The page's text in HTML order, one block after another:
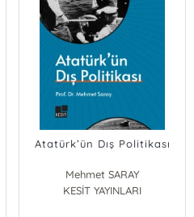
Atatürk’ün Dış Politikası
Mehmet SARAY
KESİT YAYINLARI